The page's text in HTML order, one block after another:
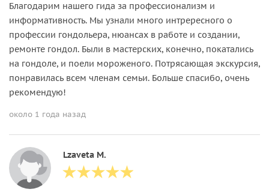
Благодарим нашего гида за профессионализм и
информативность. Мы узнали много интрересного о
профессии гондольера, нюансах в работе и создании,
ремонте гондол. Были в мастерских, конечно, покатались
на гондоле, и поели мороженого. Потрясающая экскурсия,
понравилась всем членам семьи. Больше спасибо, очень
рекомендую!
около 1 года назад
Lzaveta M.